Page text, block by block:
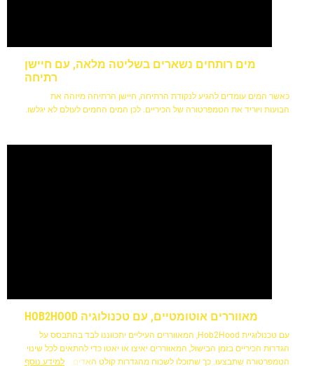
מים רותחים נשארים בשליטה מלאה, עם חיישן
רתיחה
כאשר המים עומדים להגיע לנקודת הרתיחה, חיישן הרתיחה מיזהה את
הבועות ויוריד את הטמפרטורה של הכיריים. לכן המים החמים לעולם לא יגלשו.
מאווררים אוטומטיים, עם טכנולוגיה HOB2HOOD
עם טכנולוגיית Hob2Hood, המאווררים העיליים יתכווננו לבד בהתבסס על
הגדרות הכיריים בזמן הבישול, המאווררים יאיצו או יאטו כדי להתאים לכל שינוי
הטמפרטורה שתבצעו. כך שתוכלו לשכוח מהגדרות קולט האדים, ולהתמקד
למידע נוסף